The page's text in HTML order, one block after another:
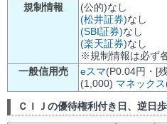
規制情報
(公的)なし
(松井証券)なし
(SBI証券)なし
(楽天証券)なし
※規制情報は必ず
一般信用売
eスマ(P0.04円・[
(1,000) マネックス
ＣＩＪの優待権利付き日、逆日